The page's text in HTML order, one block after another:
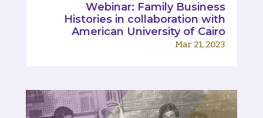
Webinar: Family Business
Histories in collaboration with
American University of Cairo
Mar 21, 2023